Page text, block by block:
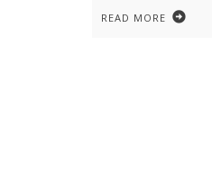
READ MORE